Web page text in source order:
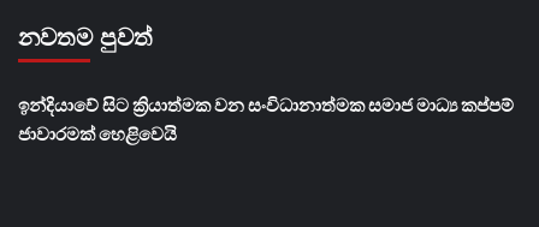
නවතම පුවත්
​ඉන්දියාවේ සිට ක්‍රියාත්මක වන සංවිධානාත්මක සමාජ මාධ්‍ය කප්පම්
ජාවාරමක් හෙළිවෙයි